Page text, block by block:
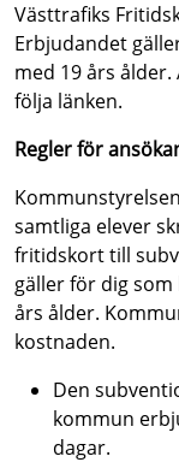
Västtrafiks
Erbjudandet
med 19 års
följa länken.
Regler för
samtliga elever
fritidskort till
gäller för dig
års ålder.
kostnaden.
Den
kommun
dagar.